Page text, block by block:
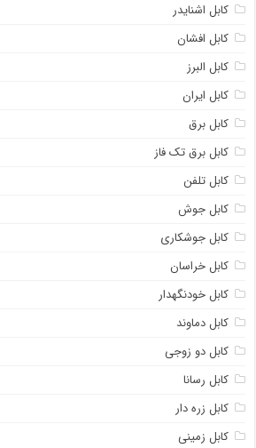
کابل اشنایدر
کابل افشان
کابل البرز
کابل ایران
کابل برق
کابل برق تک فاز
کابل تلفن
کابل جوش
کابل جوشکاری
کابل خراسان
کابل خودنگهدار
کابل دماوند
کابل دو زوجی
کابل رسانا
کابل زره دار
کابل زمینی